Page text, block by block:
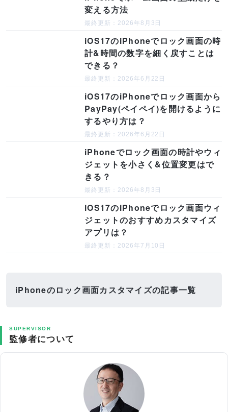
変える方法
最終更新：2026年8月3日
iOS17のiPhoneでロック画面の時
計&時間の数字を細く戻すことは
できる？
最終更新：2026年6月22日
iOS17のiPhoneでロック画面から
PayPay(ペイペイ)を開けるように
するやり方は？
最終更新：2026年6月22日
iPhoneでロック画面の時計やウィ
ジェットを小さく&位置変更はで
きる？
最終更新：2026年8月3日
iOS17のiPhoneでロック画面ウィ
ジェットのおすすめカスタマイズ
アプリは？
最終更新：2026年7月10日
iPhoneのロック画面カスタマイズの記事一覧
SUPERVISOR
監修者について